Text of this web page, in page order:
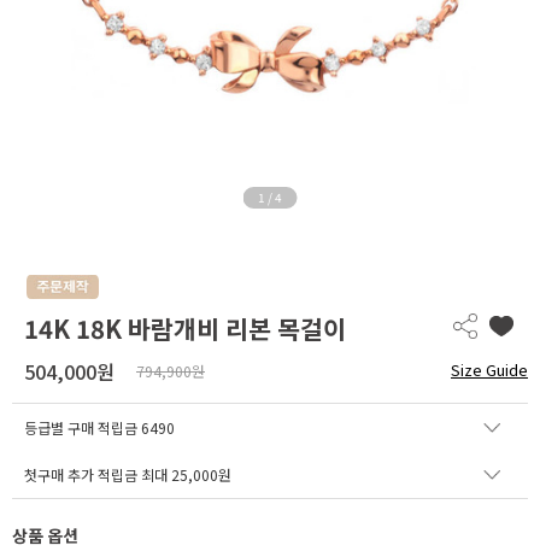
1 /4
14K 18K 바람개비 리본 목걸이
504,000원 794,900원 Size Guide
등급별 구매 적립금6490
첫구매 추가 적립금 최대 25,000원
상품 옵션